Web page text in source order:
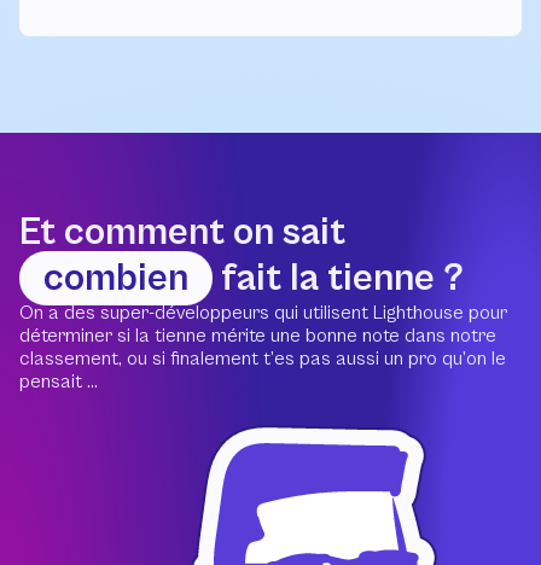
Et comment on sait
combien
fait la tienne ?
On a des super-développeurs qui utilisent Lighthouse pour
déterminer si la tienne mérite une bonne note dans notre
classement, ou si finalement t’es pas aussi un pro qu’on le
pensait ...